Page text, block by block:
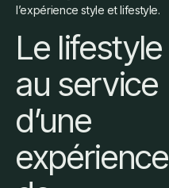
l’expérience style et lifestyle.
Le lifestyle
au service
d’une
expérience